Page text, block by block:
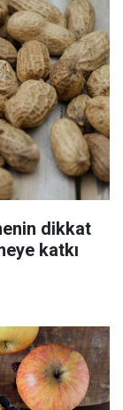
dikkat
katkı